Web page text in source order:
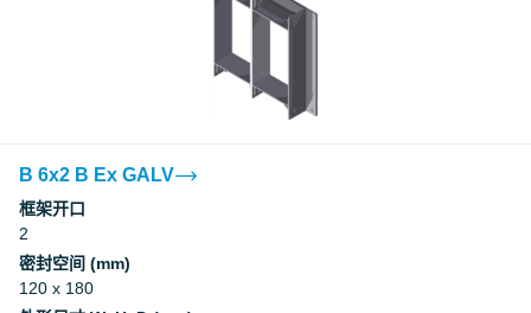
B 6x2 B Ex GALV
框架开口
2
密封空间 (mm)
120 x 180